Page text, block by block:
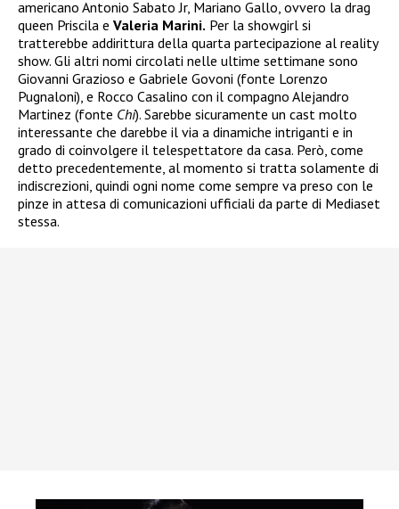
americano Antonio Sabato Jr, Mariano Gallo, ovvero la drag
queen Priscila e Valeria Marini. Per la showgirl si
tratterebbe addirittura della quarta partecipazione al reality
show. Gli altri nomi circolati nelle ultime settimane sono
Giovanni Grazioso e Gabriele Govoni (fonte Lorenzo
Pugnaloni), e Rocco Casalino con il compagno Alejandro
Martinez (fonte Chi). Sarebbe sicuramente un cast molto
interessante che darebbe il via a dinamiche intriganti e in
grado di coinvolgere il telespettatore da casa. Però, come
detto precedentemente, al momento si tratta solamente di
indiscrezioni, quindi ogni nome come sempre va preso con le
pinze in attesa di comunicazioni ufficiali da parte di Mediaset
stessa.